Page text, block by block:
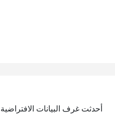
أحدثت غرف البيانات